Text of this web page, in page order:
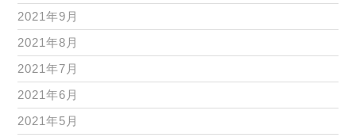
2021年9月
2021年8月
2021年7月
2021年6月
2021年5月